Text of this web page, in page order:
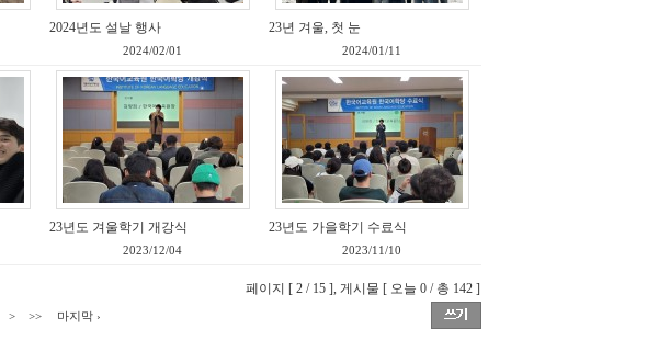
2024년도 설날 행사
2024/02/01
23년 겨울, 첫 눈
2024/01/11
23년도 겨울학기 개강식
2023/12/04
23년도 가을학기 수료식
2023/11/10
페이지 [ 2 / 15 ], 게시물 [ 오늘 0 / 총 142 ]
> >> 마지막 ›